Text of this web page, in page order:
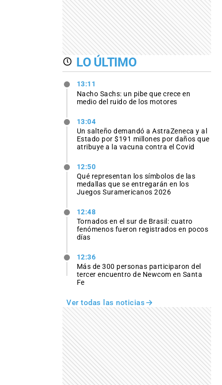
LO ÚLTIMO
13:11
Nacho Sachs: un pibe que crece en
medio del ruido de los motores
13:04
Un salteño demandó a AstraZeneca y al
Estado por $191 millones por daños que
atribuye a la vacuna contra el Covid
12:50
Qué representan los símbolos de las
medallas que se entregarán en los
Juegos Suramericanos 2026
12:48
Tornados en el sur de Brasil: cuatro
fenómenos fueron registrados en pocos
días
12:36
Más de 300 personas participaron del
tercer encuentro de Newcom en Santa
Fe
Ver todas las noticias